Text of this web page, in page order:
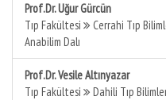
Prof.Dr. Uğur Gürcün
Tıp Fakültesi
Cerrahi Tıp
Anabilim Dalı
Prof.Dr. Vesile Altınyazar
Tıp Fakültesi
Dahili Tıp